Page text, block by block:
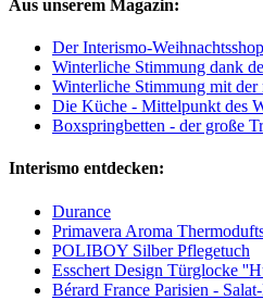
Aus unserem Magazin:
Der Interismo-
Winterliche Stimmung dank
Winterliche Stimmung mit
Die Küche - Mittelpunkt des
Boxspringbetten - der große
Interismo entdecken:
Durance
Primavera Aroma
POLIBOY Silber Pflegetuch
Esschert Design Türglocke
Bérard France Parisien -